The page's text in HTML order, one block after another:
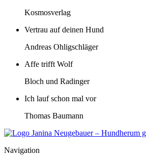
Kosmosverlag
Vertrau auf deinen Hund
Andreas Ohligschläger
Affe trifft Wolf
Bloch und Radinger
Ich lauf schon mal vor
Thomas Baumann
Navigation